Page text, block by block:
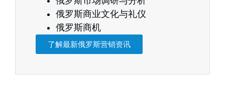
俄罗斯商业文化与礼仪
俄罗斯商机
了解最新俄罗斯营销资讯